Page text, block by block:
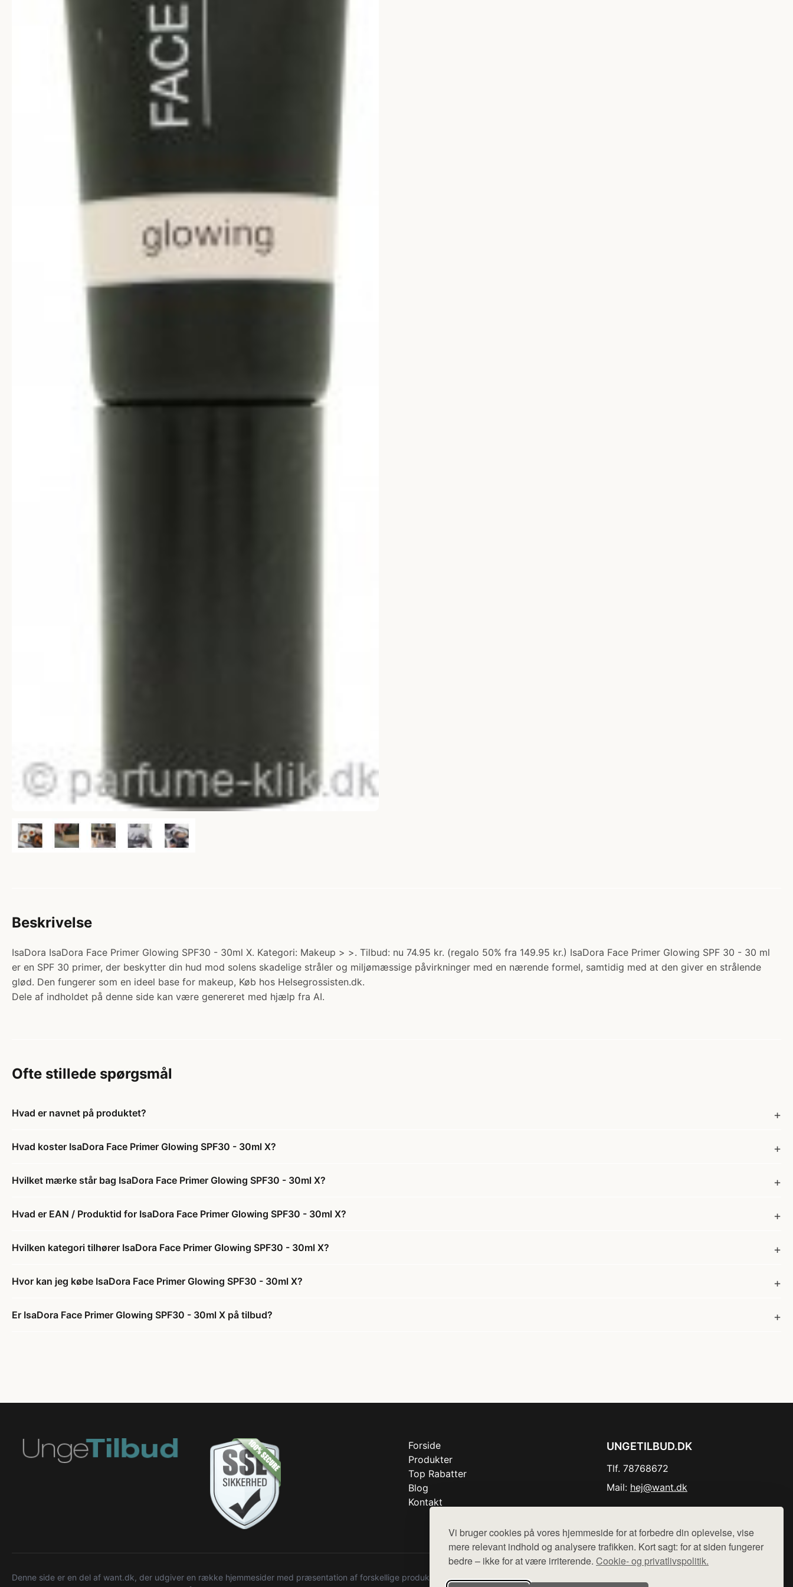
Vi bruger cookies på vores hjemmeside for at forbedre din oplevelse, vise
mere relevant indhold og analysere trafikken. Kort sagt: for at siden fungerer
bedre – ikke for at være irriterende. Cookie- og privatlivspolitik.
Beskrivelse
IsaDora IsaDora Face Primer Glowing SPF30 - 30ml X. Kategori: Makeup > >. Tilbud: nu 74.95 kr. (regalo 50% fra 149.95 kr.) IsaDora Face Primer Glowing SPF 30 - 30 ml
er en SPF 30 primer, der beskytter din hud mod solens skadelige stråler og miljømæssige påvirkninger med en nærende formel, samtidig med at den giver en strålende
glød. Den fungerer som en ideel base for makeup, Køb hos Helsegrossisten.dk.
Dele af indholdet på denne side kan være genereret med hjælp fra AI.
Ofte stillede spørgsmål
Hvad er navnet på produktet?
Hvad koster IsaDora Face Primer Glowing SPF30 - 30ml X?
Hvilket mærke står bag IsaDora Face Primer Glowing SPF30 - 30ml X?
Hvad er EAN / Produktid for IsaDora Face Primer Glowing SPF30 - 30ml X?
Hvilken kategori tilhører IsaDora Face Primer Glowing SPF30 - 30ml X?
Hvor kan jeg købe IsaDora Face Primer Glowing SPF30 - 30ml X?
Er IsaDora Face Primer Glowing SPF30 - 30ml X på tilbud?
Forside
Produkter
Top Rabatter
Blog
Kontakt
UNGETILBUD.DK
Tlf. 78768672
Mail: hej@want.dk
Denne side er en del af want.dk, der udgiver en række hjemmesider med præsentation af forskellige produkter fra diverse webshops. Der sælges ikke varer fra denne side - vi henviser til de shops,